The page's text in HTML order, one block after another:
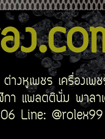
ง
งหูเพชร เครื่องเพช
า แพลตตินั่ม พาลา
Line: @rolex99